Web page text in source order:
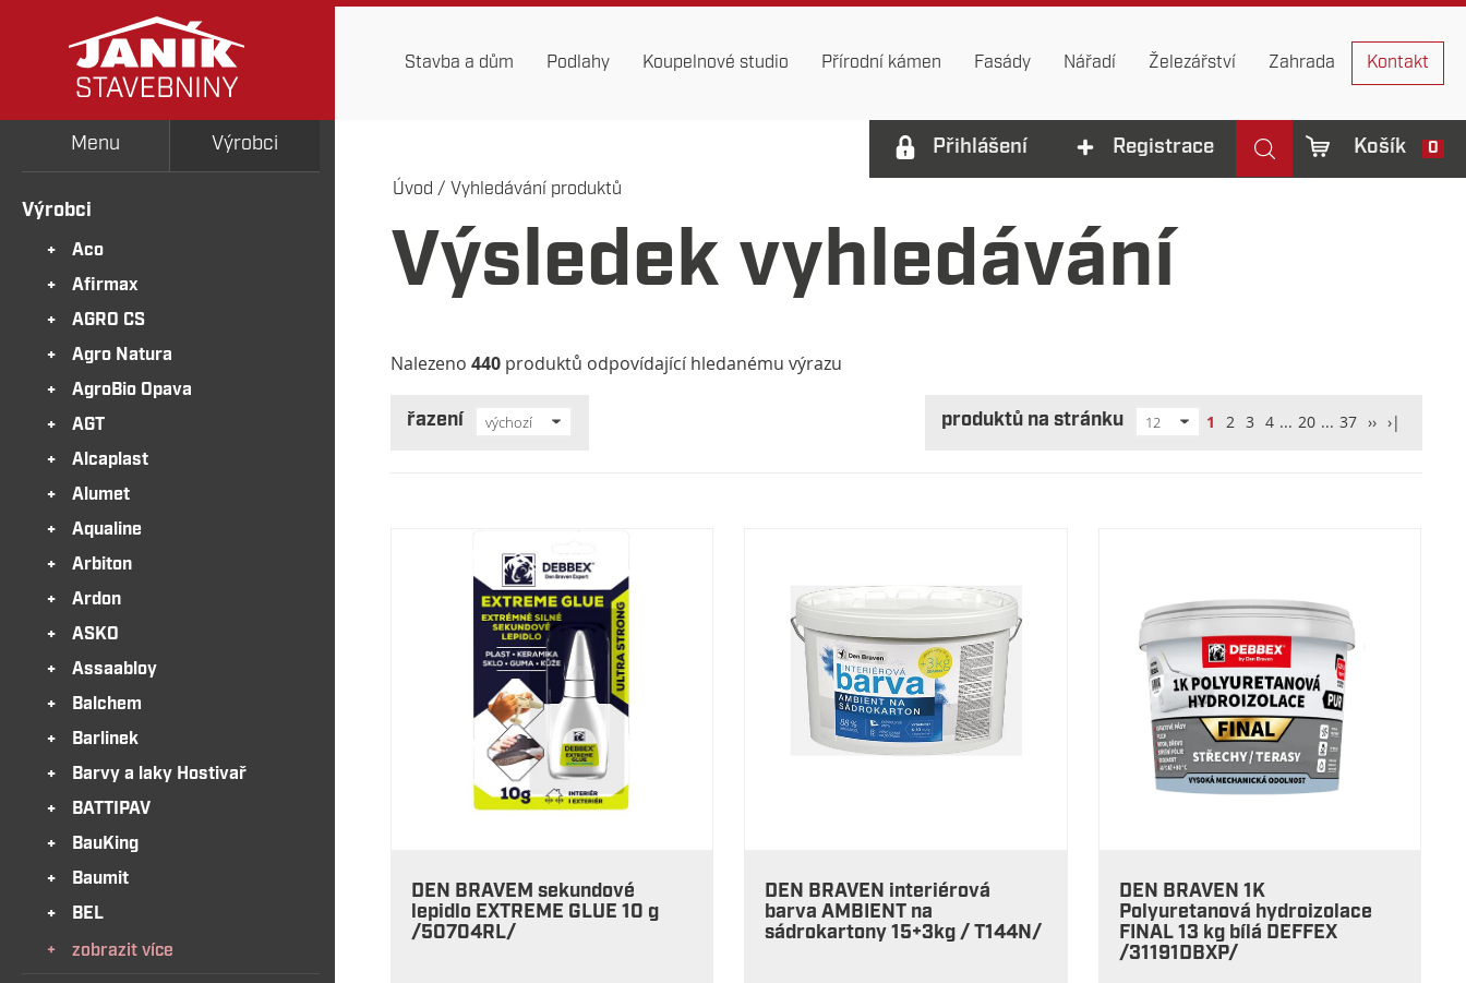
Stavba a dům Podlahy Koupelnové studio Přírodní kámen Fasády Nářadí Železářství Zahrada Kontakt
Přihlášení Registrace Košík 0
Menu Výrobci
Výrobci
Aco
Afirmax
AGRO CS
Agro Natura
AgroBio Opava
AGT
Alcaplast
Alumet
Aqualine
Arbiton
Ardon
ASKO
Assaabloy
Balchem
Barlinek
Barvy a laky Hostivař
BATTIPAV
BauKing
Baumit
BEL
zobrazit více
Úvod / Vyhledávání produktů
Výsledek vyhledávání
Nalezeno 440produktů odpovídající hledanému výrazu
řazení výchozí produktů na stránku 12 1 2 3 4 ... 20 ... 37 ›› ›|
DEN BRAVEM sekundové
lepidlo EXTREME GLUE 10 g
/50704RL/
DEN BRAVEN interiérová
barva AMBIENT na
sádrokartony 15+3kg / T144N/
DEN BRAVEN 1K
Polyuretanová hydroizolace
FINAL 13 kg bílá DEFFEX
/31191DBXP/